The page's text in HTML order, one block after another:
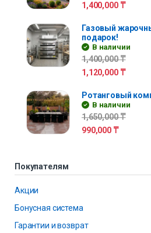
1,400,000 ₸
Газовый
подарок!
В наличии
1,400,000₸
1,120,000 ₸
Ротанговый
В наличии
1,650,000₸
990,000 ₸
Покупателям
Акции
Бонусная система
Гарантии и возврат